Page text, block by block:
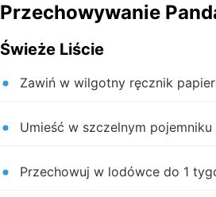
Przechowywanie
Świeże Liście
Zawiń w wilgotny ręcznik
Umieść w szczelnym
Przechowuj w lodówce do 1